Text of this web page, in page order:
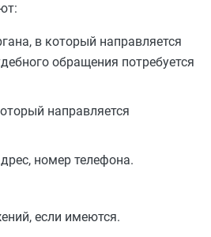
в который направляется
обращения потребуется
направляется
номер телефона.
если имеются.